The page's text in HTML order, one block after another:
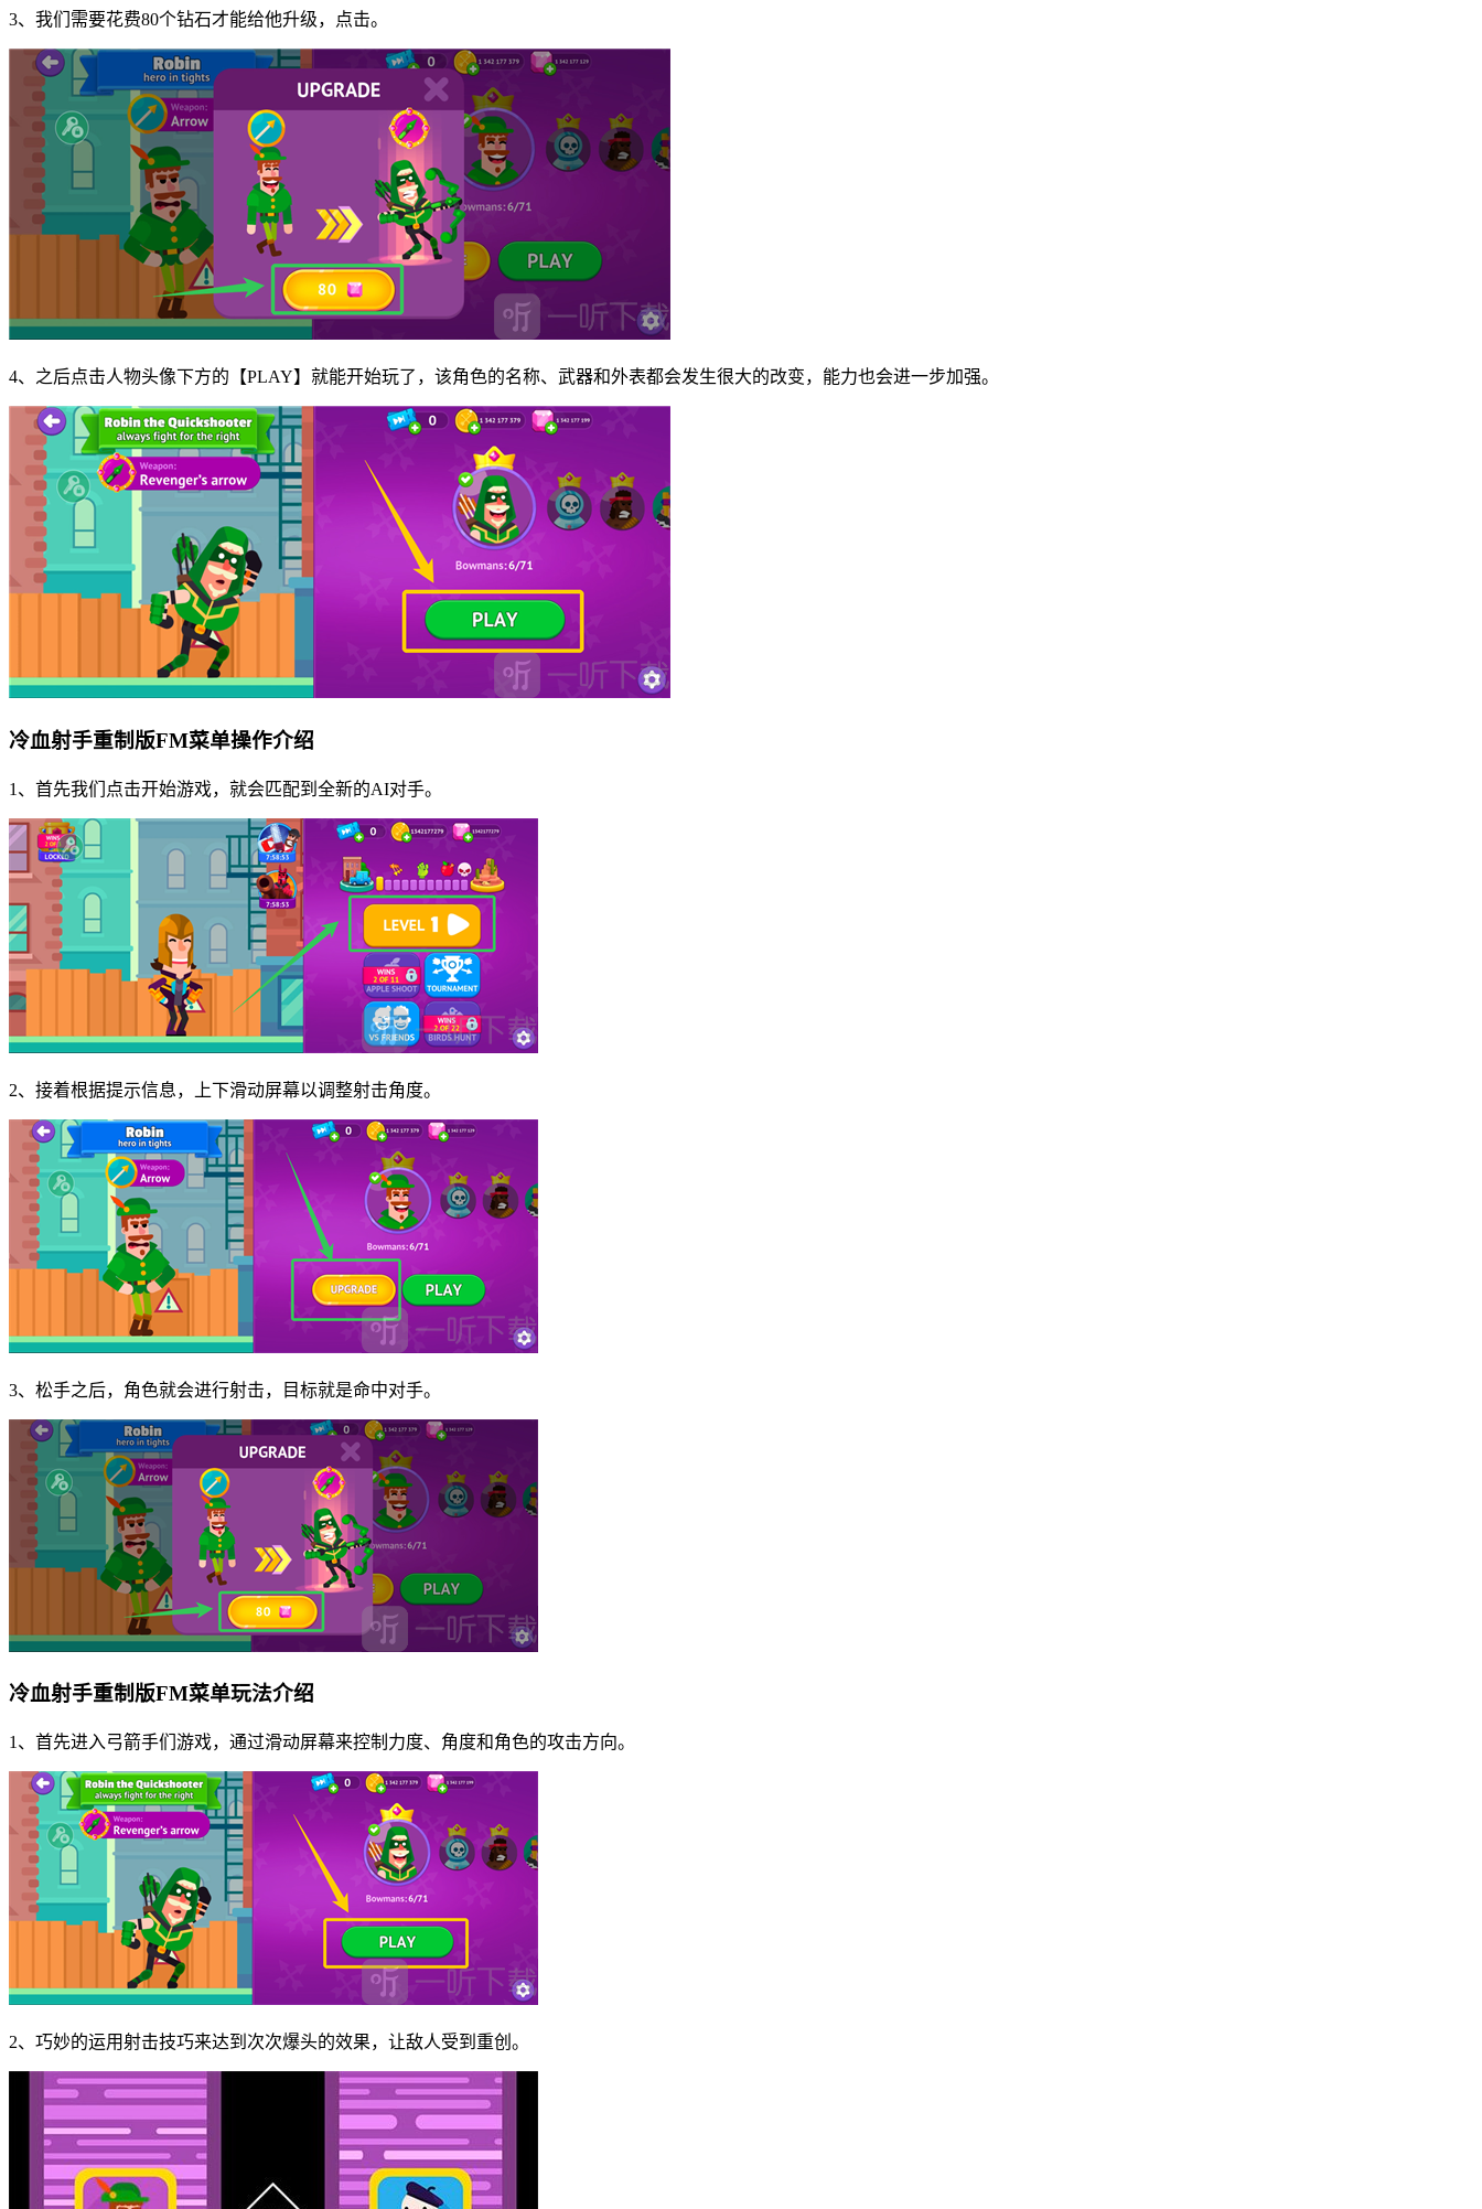
3、我们需要花费80个钻石才能给他升级，点击。
4、之后点击人物头像下方的【PLAY】就能开始玩了，该角色的名称、武器和外表都会发生很大的改变，能力也会进一步加强。
冷血射手重制版FM菜单操作介绍
1、首先我们点击开始游戏，就会匹配到全新的AI对手。
2、接着根据提示信息，上下滑动屏幕以调整射击角度。
3、松手之后，角色就会进行射击，目标就是命中对手。
冷血射手重制版FM菜单玩法介绍
1、首先进入弓箭手们游戏，通过滑动屏幕来控制力度、角度和角色的攻击方向。
2、巧妙的运用射击技巧来达到次次爆头的效果，让敌人受到重创。